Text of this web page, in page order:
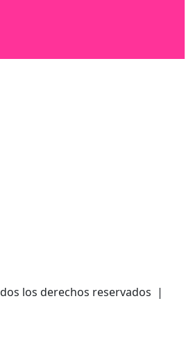
los derechos reservados |